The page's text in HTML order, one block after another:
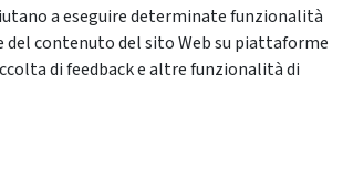
a eseguire determinate funzionalità
del contenuto del sito Web su piattaforme
di feedback e altre funzionalità di